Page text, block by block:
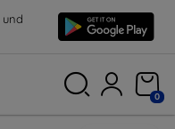
und
0